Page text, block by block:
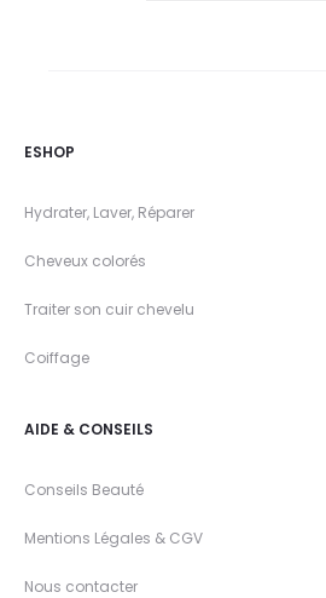
ESHOP
Hydrater, Laver, Réparer
Cheveux colorés
Traiter son cuir chevelu
Coiffage
AIDE & CONSEILS
Conseils Beauté
Mentions Légales & CGV
Nous contacter